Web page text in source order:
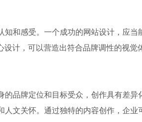
和感受。一个成功的网站设计，应
计，可以营造出符合品牌调性的视觉
品牌定位和目标受众，创作具有差
文关怀。通过独特的内容创作，企